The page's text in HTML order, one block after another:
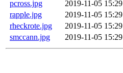
pcross.jpg
2019-11-05 15:29
rapple.jpg
2019-11-05 15:29
rheckrote.jpg
2019-11-05 15:29
smccann.jpg
2019-11-05 15:29